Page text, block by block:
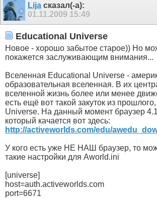
Lija сказал(-а):
01.11.2009 15:49
Educational Universe
Новое - хорошо забытое старое)) Но
покажется заслуживающим внимания...
Вселенная Educational Universe -
образовательная вселенная. В их
вселенной жизнь более или менее
есть ещё вот такой закуток из
Universe. На данный момент браузер
который качается вот здесь:
http://activeworlds.com/edu/
У кого есть уже НЕ НАШ браузер, то
такие настройки для Aworld.ini
[universe]
host=auth.activeworlds.com
port=6671